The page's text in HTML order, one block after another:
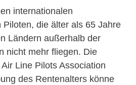
internationalen
Piloten, die älter als 65 Jahre
Ländern außerhalb der
nicht mehr fliegen. Die
Line Pilots Association
des Rentenalters könne